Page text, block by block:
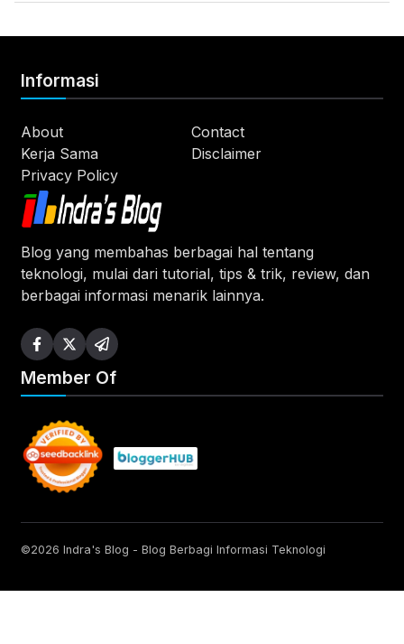
Blog yang membahas berbagai hal tentang
teknologi, mulai dari tutorial, tips & trik, review, dan
berbagai informasi menarik lainnya.
Informasi
About
Contact
Kerja Sama
Disclaimer
Privacy Policy
Member Of
©2026 Indra's Blog - Blog Berbagi Informasi Teknologi